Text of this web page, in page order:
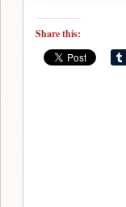
Share this: